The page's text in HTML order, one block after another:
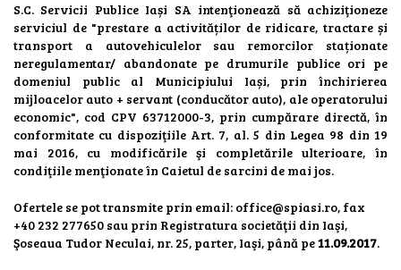
S.C. Servicii Publice Iași SA intenţionează să achiziţioneze
serviciul de "prestare a activităților de ridicare, tractare și
transport a autovehiculelor sau remorcilor staționate
neregulamentar/ abandonate pe drumurile publice ori pe
domeniul public al Municipiului Iași, prin închirierea
mijloacelor auto + servant (conducător auto), ale operatorului
economic", cod CPV 63712000-3, prin cumpărare directă, în
conformitate cu dispoziţiile Art. 7, al. 5 din Legea 98 din 19
mai 2016, cu modificările şi completările ulterioare, în
condiţiile menţionate în Caietul de sarcini de mai jos.
Ofertele se pot transmite prin email: office@spiasi.ro, fax
+40 232 277650 sau prin Registratura societăţii din Iaşi,
Şoseaua Tudor Neculai, nr. 25, parter, Iaşi, până pe11.09.2017.